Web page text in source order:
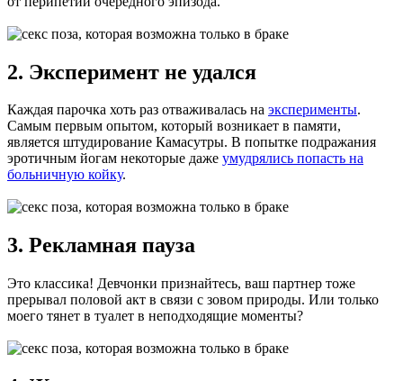
2. Эксперимент не удался
Каждая парочка хоть раз отваживалась на эксперименты.
Самым первым опытом, который возникает в памяти,
является штудирование Камасутры. В попытке подражания
эротичным йогам некоторые даже умудрялись попасть на
больничную койку.
3. Рекламная пауза
Это классика! Девчонки признайтесь, ваш партнер тоже
прерывал половой акт в связи с зовом природы. Или только
моего тянет в туалет в неподходящие моменты?